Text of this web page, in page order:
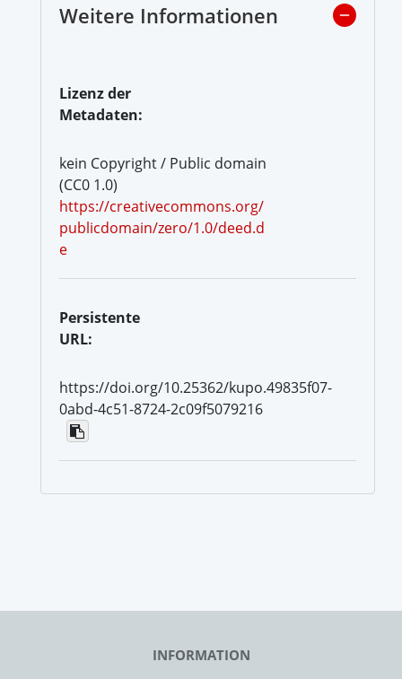
Weitere Informationen
Lizenz der
Metadaten:
kein Copyright / Public domain
(CC0 1.0)
https://creativecommons.org/
publicdomain/zero/1.0/deed.d
e
Persistente
URL:
https://doi.org/10.25362/kupo.49835f07-
0abd-4c51-8724-2c09f5079216
INFORMATION